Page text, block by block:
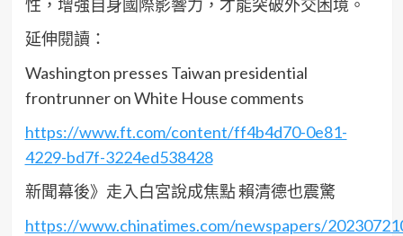
性，增強自身國際影響力，才能突破外交困境。
延伸閱讀：
Washington presses Taiwan presidential
frontrunner on White House comments
https://www.ft.com/content/ff4b4d70-0e81-
4229-bd7f-3224ed538428
新聞幕後》走入白宮說成焦點 賴清德也震驚
https://www.chinatimes.com/newspapers/